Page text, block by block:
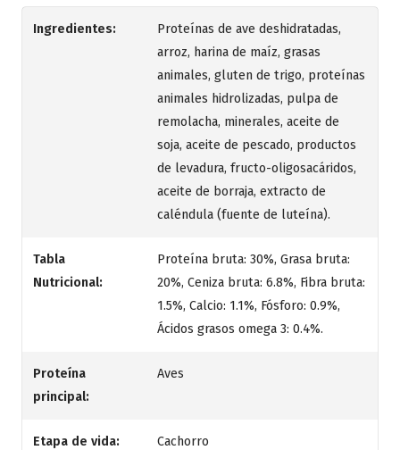
Ingredientes:
Proteínas de ave deshidratadas,
arroz, harina de maíz, grasas
animales, gluten de trigo, proteínas
animales hidrolizadas, pulpa de
remolacha, minerales, aceite de
soja, aceite de pescado, productos
de levadura, fructo-oligosacáridos,
aceite de borraja, extracto de
caléndula (fuente de luteína).
Tabla
Nutricional:
Proteína bruta: 30%, Grasa bruta:
20%, Ceniza bruta: 6.8%, Fibra bruta:
1.5%, Calcio: 1.1%, Fósforo: 0.9%,
Ácidos grasos omega 3: 0.4%.
Proteína
principal:
Aves
Etapa de vida: Cachorro